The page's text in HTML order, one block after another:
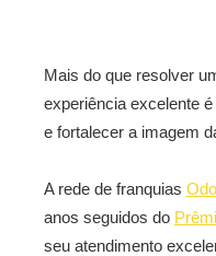
Mais do que resolver
experiência excelente
e fortalecer a imagem
A rede de franquias
anos seguidos do
seu atendimento